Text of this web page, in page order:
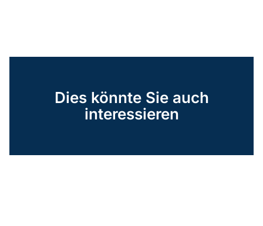
Dies könnte Sie auch
interessieren